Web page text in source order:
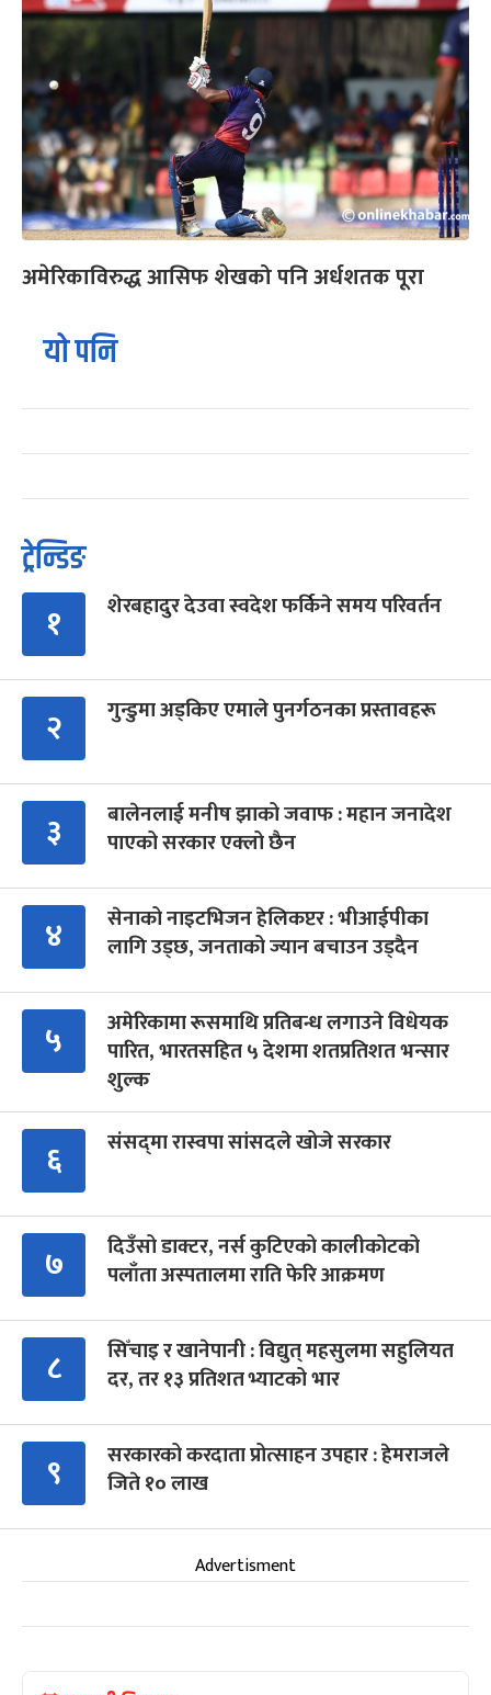
अमेरिकाविरुद्ध आसिफ शेखको पनि अर्धशतक पूरा
यो पनि
ट्रेन्डिङ
१ शेरबहादुर देउवा स्वदेश फर्किने समय परिवर्तन
२ गुन्डुमा अड्किए एमाले पुनर्गठनका प्रस्तावहरू
३
बालेनलाई मनीष झाको जवाफ : महान जनादेश
पाएको सरकार एक्लो छैन
४
सेनाको नाइटभिजन हेलिकप्टर : भीआईपीका
लागि उड्छ, जनताको ज्यान बचाउन उड्दैन
५
अमेरिकामा रूसमाथि प्रतिबन्ध लगाउने विधेयक
पारित, भारतसहित ५ देशमा शतप्रतिशत भन्सार
शुल्क
६ संसद्‍मा रास्वपा सांसदले खोजे सरकार
७
दिउँसो डाक्टर, नर्स कुटिएको कालीकोटको
पलाँता अस्पतालमा राति फेरि आक्रमण
८
सिँचाइ र खानेपानी : विद्युत् महसुलमा सहुलियत
दर, तर १३ प्रतिशत भ्याटको भार
९
सरकारको करदाता प्रोत्साहन उपहार : हेमराजले
जिते १० लाख
Advertisment